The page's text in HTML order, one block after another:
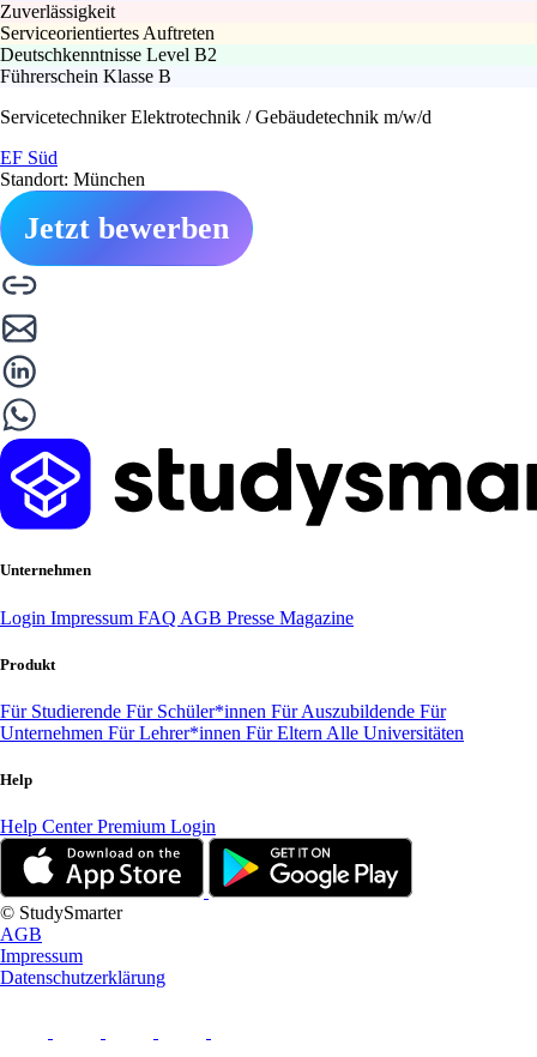
Zuverlässigkeit
Serviceorientiertes Auftreten
Deutschkenntnisse Level B2
Führerschein Klasse B
Servicetechniker Elektrotechnik / Gebäudetechnik m/w/d
EF Süd
Standort: München
Jetzt bewerben
Unternehmen
Login Impressum FAQ AGB Presse Magazine
Produkt
Für Studierende Für Schüler*innen Für Auszubildende Für
Unternehmen Für Lehrer*innen Für Eltern Alle Universitäten
Help
Help CenterPremium Login
© StudySmarter
AGB
Impressum
Datenschutzerklärung